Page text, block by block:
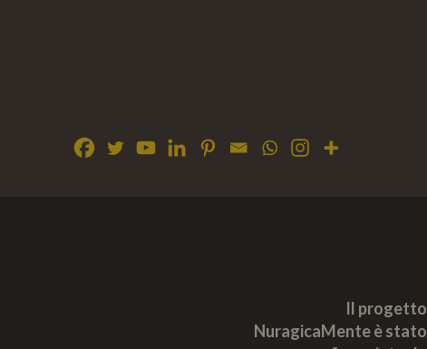
Il progetto
NuragicaMente è stato